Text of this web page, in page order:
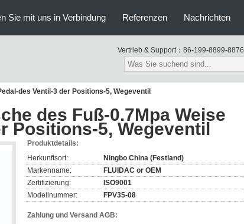
Sie mit uns in Verbindung Referenzen Nachrichten
Vertrieb & Support： 86-199-8899-8876
des Ventil-3 der Positions-5, Wegeventil
des Fuß-0.7Mpa Weise
Positions-5, Wegeventil
Produktdetails:
Herkunftsort:
Ningbo China (Festland)
Markenname:
FLUIDAC or OEM
Zertifizierung:
ISO9001
Modellnummer:
FPV35-08
Zahlung und Versand AGB: